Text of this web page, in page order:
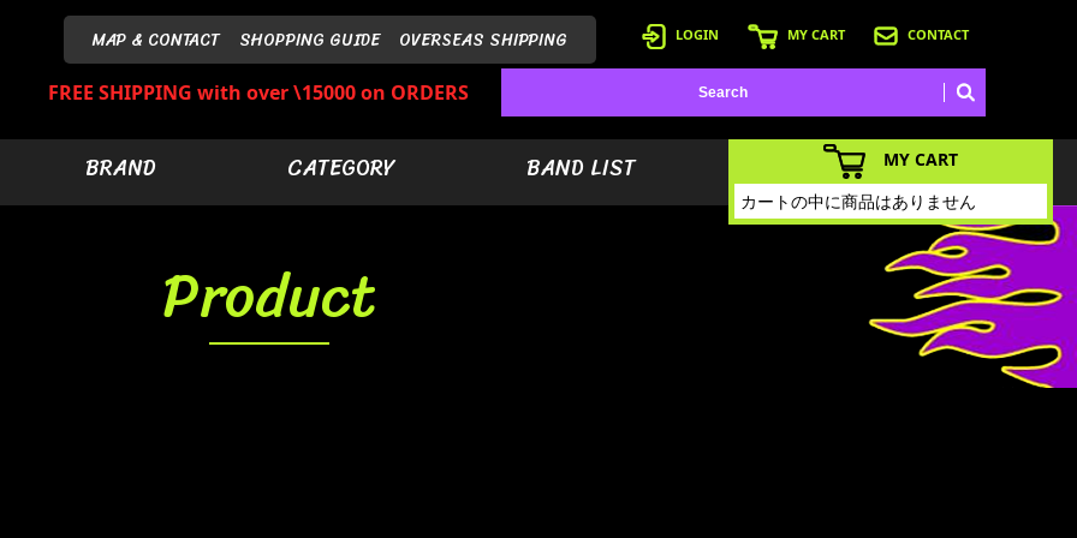
MAP & CONTACT SHOPPING GUIDE OVERSEAS SHIPPING LOGIN MY CART CONTACT
FREE SHIPPING with over \15000 on ORDERS
BRAND CATEGORY BAND LIST
Product
MY CART
カートの中に商品はありません